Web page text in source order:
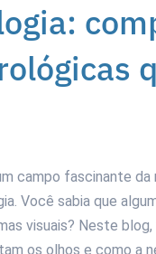
campo fascinante da
Você sabia que
visuais? Neste
os olhos e como a